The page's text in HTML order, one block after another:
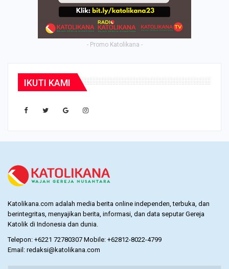
- Promo Katolikana -
IKUTI KAMI
Katolikana.com adalah media berita online independen, terbuka, dan
berintegritas, menyajikan berita, informasi, dan data seputar Gereja
Katolik di Indonesia dan dunia.
Telepon: +6221 72780307 Mobile: +62812-8022-4799
Email: redaksi@katolikana.com